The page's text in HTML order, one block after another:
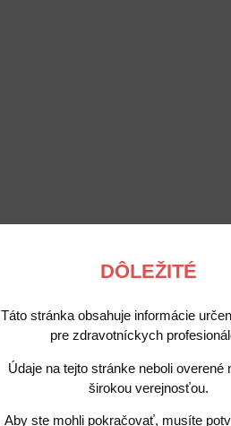
DÔLEŽITÉ
Táto stránka obsahuje informácie
pre zdravotníckych
Údaje na tejto stránke neboli overené
širokou verejnosťou.
Aby ste mohli pokračovať, musíte
Popis Potrebujete